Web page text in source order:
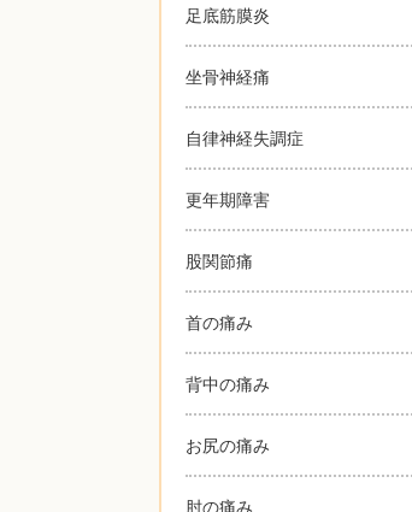
足底筋膜炎
坐骨神経痛
自律神経失調症
更年期障害
股関節痛
首の痛み
背中の痛み
お尻の痛み
肘の痛み